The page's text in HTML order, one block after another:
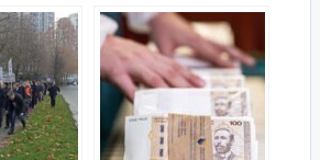
€
rezultate u
posljednjih 30
godina